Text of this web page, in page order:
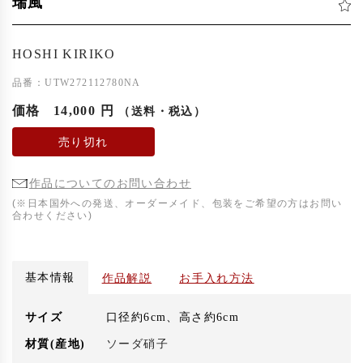
HOSHI KIRIKO
品番：UTW272112780NA
価格 14,000 円 （送料・税込）
売り切れ
作品についてのお問い合わせ
(※日本国外への発送、オーダーメイド、包装をご希望の方はお問い
合わせください)
基本情報 作品解説 お手入れ方法
サイズ 口径約6cm、高さ約6cm
材質(産地) ソーダ硝子